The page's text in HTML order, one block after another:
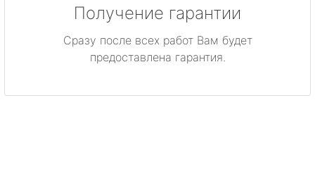
Получение гарантии
Сразу после всех работ Вам будет
предоставлена гарантия.